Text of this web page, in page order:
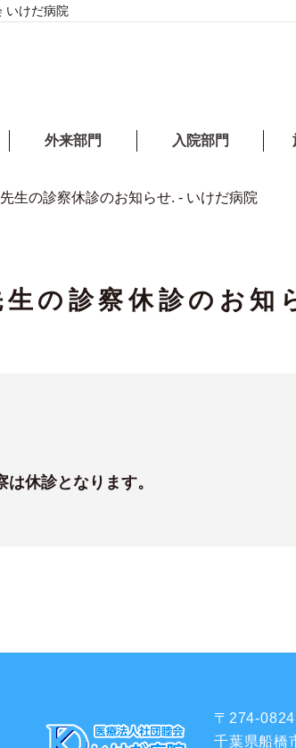
いけだ病院
外来部門 入院部門
生の診察休診のお知らせ. - いけだ病院
生の診察休診のお
休診となります。
〒274-0824
千葉県船橋